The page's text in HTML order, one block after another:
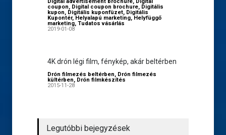
coupon, Digital coupon brochure, Digitális
kupon, Digitális kuponfüzet, Digitális
Kupontér, Helyalapú marketing, Helyfüggő
marketing, Tudatos vásárlás
2019-01-08
4K drón légi film, fénykép, akár beltérben
Drón filmezés beltérben, Drón filmezés
kültérben, Drón filmkészítés
2015-11-28
Legutóbbi bejegyzések